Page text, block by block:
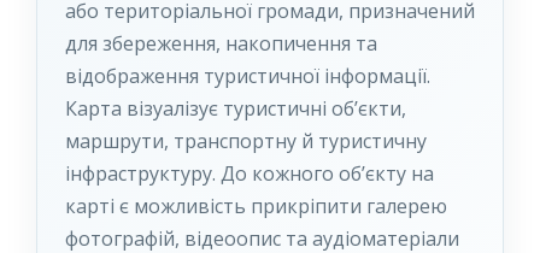
або територіальної громади, призначений
для збереження, накопичення та
відображення туристичної інформації.
Карта візуалізує туристичні об’єкти,
маршрути, транспортну й туристичну
інфраструктуру. До кожного об’єкту на
карті є можливість прикріпити галерею
фотографій, відеоопис та аудіоматеріали